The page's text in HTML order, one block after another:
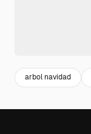
arbol navidad